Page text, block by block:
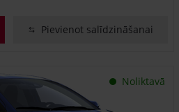
Pievienot salīdzināšanai
Noliktavā